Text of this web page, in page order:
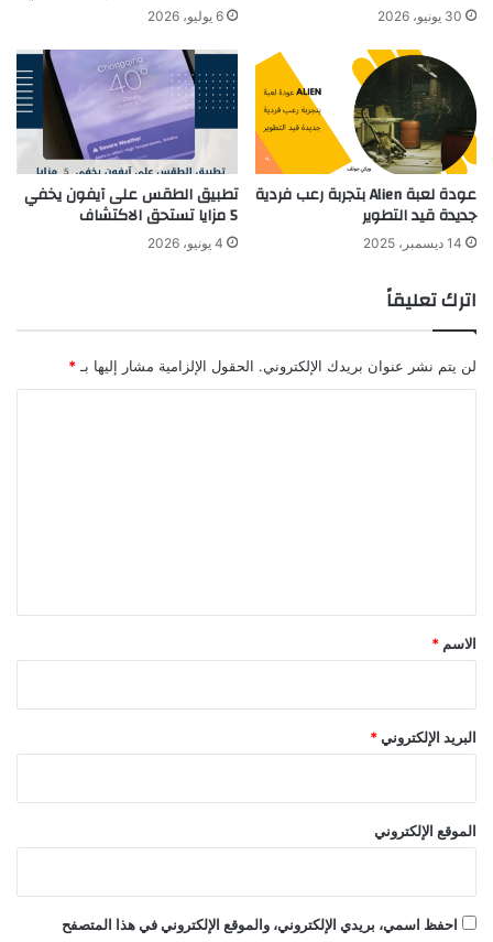
30 يونيو، 2026 6 يوليو، 2026
عودة لعبة Alien بتجربة رعب فردية
جديدة قيد التطوير
14 ديسمبر، 2025
تطبيق الطقس على آيفون يخفي
5 مزايا تستحق الاكتشاف
4 يونيو، 2026
اترك تعليقاً
لن يتم نشر عنوان بريدك الإلكتروني. الحقول الإلزامية مشار إليها بـ *
*
الاسم *
البريد الإلكتروني *
الموقع الإلكتروني
احفظ اسمي، بريدي الإلكتروني، والموقع الإلكتروني في هذا المتصفح